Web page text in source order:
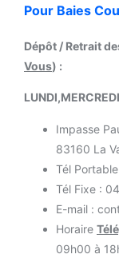
Pour Baies
Dépôt / Retrait
Vous) :
Impasse
83160 La
Tél
Tél Fixe :
E-mail :
Horaire
09h00 à